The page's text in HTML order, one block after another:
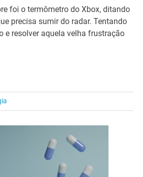
foi o termômetro do Xbox, ditando
precisa sumir do radar. Tentando
e resolver aquela velha frustração